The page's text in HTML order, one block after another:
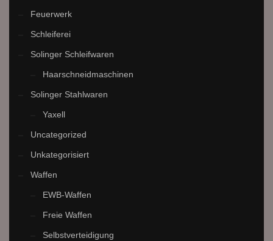
Feuerwerk
Schleiferei
Solinger Schleifwaren
Haarschneidmaschinen
Solinger Stahlwaren
Yaxell
Uncategorized
Unkategorisiert
Waffen
EWB-Waffen
Freie Waffen
Selbstverteidigung